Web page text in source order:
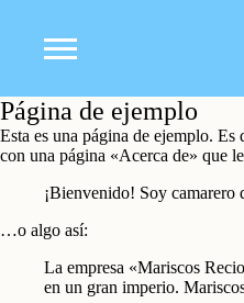
Página de ejemplo
Esta es una página de ejemplo.
con una página «Acerca de» que
¡Bienvenido! Soy camarero
…o algo así:
La empresa «Mariscos
en un gran imperio.